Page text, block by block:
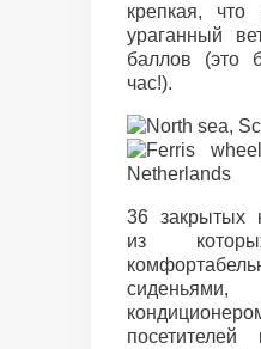
крепкая,
ураганный
баллов (это
час!).
36 закрытых
из